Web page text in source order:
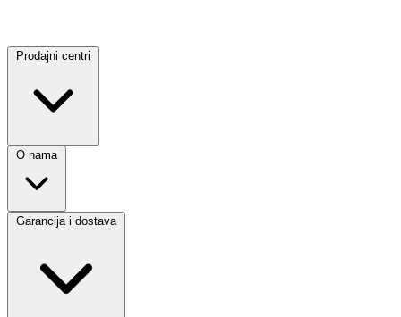
Prodajni centri
O nama
Garancija i dostava